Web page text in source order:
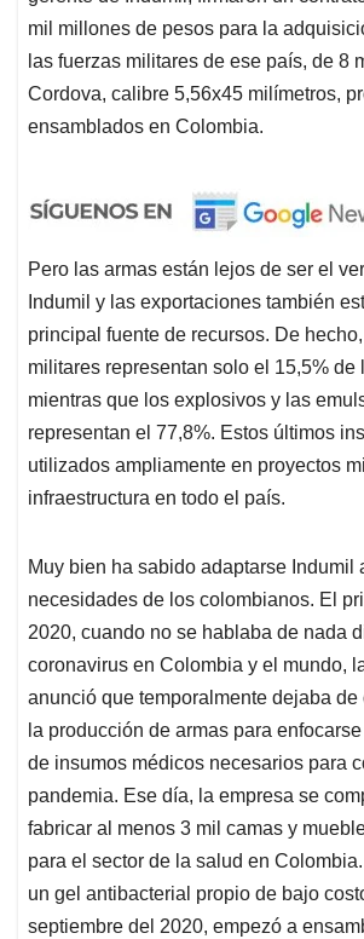
mil millones de pesos para la
las fuerzas militares de ese país, de 8
Cordova, calibre 5,56x45 milímetros,
ensamblados en Colombia.
Pero las armas están lejos de ser el
Indumil y las exportaciones también
principal fuente de recursos. De
militares representan solo el 15,5% de
mientras que los explosivos y las
representan el 77,8%. Estos últimos
utilizados ampliamente en proyectos
infraestructura en todo el país.
Muy bien ha sabido adaptarse Indumil
necesidades de los colombianos. El
2020, cuando no se hablaba de nada
coronavirus en Colombia y el mundo,
anunció que temporalmente dejaba de
la producción de armas para
de insumos médicos necesarios para
pandemia. Ese día, la empresa se
fabricar al menos 3 mil camas y
para el sector de la salud en
un gel antibacterial propio de bajo
septiembre del 2020, empezó a